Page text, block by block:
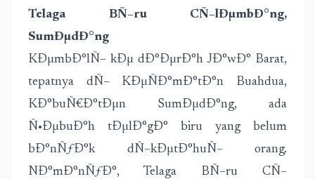
Telaga BÑ–ru CÑ–lÐµmbÐ°ng,
SumÐµdÐ°ng
KÐµmbÐ°lÑ– kÐµ dÐ°ÐµrÐ°h JÐ°wÐ° Barat,
tepatnya dÑ– KÐµÑÐ°mÐ°tÐ°n Buahdua,
KÐ°buÑ€Ð°tÐµn SumÐµdÐ°ng, ada
Ñ•ÐµbuÐ°h tÐµlÐ°gÐ° biru yang belum
bÐ°nÑƒÐ°k dÑ–kÐµtÐ°huÑ– orang.
NÐ°mÐ°nÑƒÐ°, Telaga BÑ–ru CÑ–